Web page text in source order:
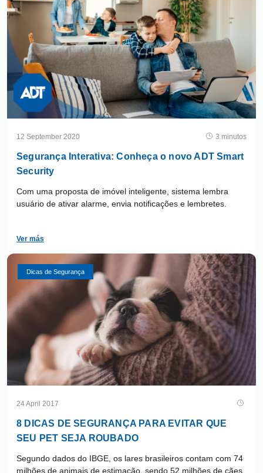
12 September 2020 3 minutos
Segurança Interativa: Conheça o novo ADT Smart
Security
Com uma proposta de imóvel inteligente, sistema lembra
usuário de ativar alarme, envia notificações e lembretes.
Ver más
Dicas de Segurança
24 April 2017
8 DICAS DE SEGURANÇA PARA EVITAR QUE
SEU PET SEJA ROUBADO
Segundo dados do IBGE, os lares brasileiros contam com 74
milhões de animais de estimação, sendo 52 milhões de cães